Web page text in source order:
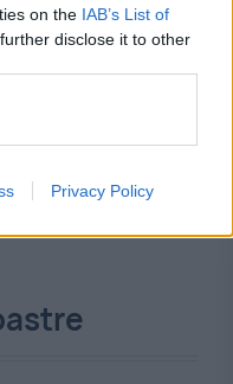
on the IAB’s List of
disclose it to other
Privacy Policy